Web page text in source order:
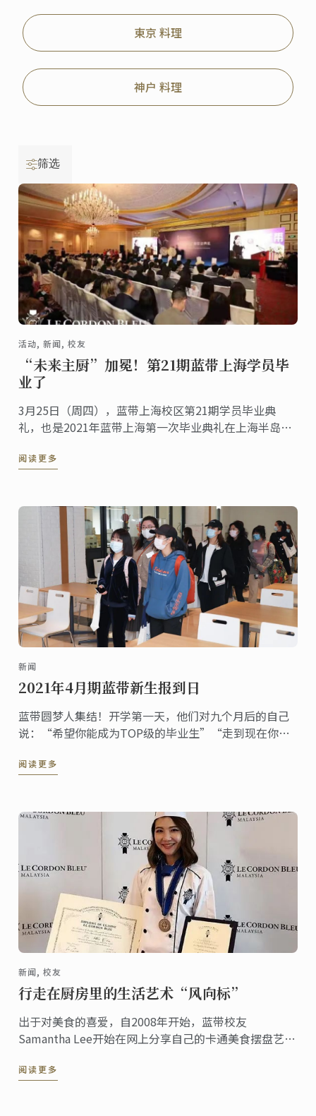
東京 料理
神户 料理
筛选
活动, 新闻, 校友
“未来主厨”加冕！第21期蓝带上海学员毕
业了
3月25日（周四），蓝带上海校区第21期学员毕业典
礼，也是2021年蓝带上海第一次毕业典礼在上海半岛酒
阅读更多
新闻
2021年4月期蓝带新生报到日
蓝带圆梦人集结！开学第一天，他们对九个月后的自己
说：“希望你能成为TOP级的毕业生”“走到现在你付
念不断走下去，因为未来的路还很长”
阅读更多
新闻, 校友
行走在厨房里的生活艺术“风向标”
出于对美食的喜爱，自2008年开始，蓝带校友
Samantha Lee开始在网上分享自己的卡通美食摆盘艺
阅读更多